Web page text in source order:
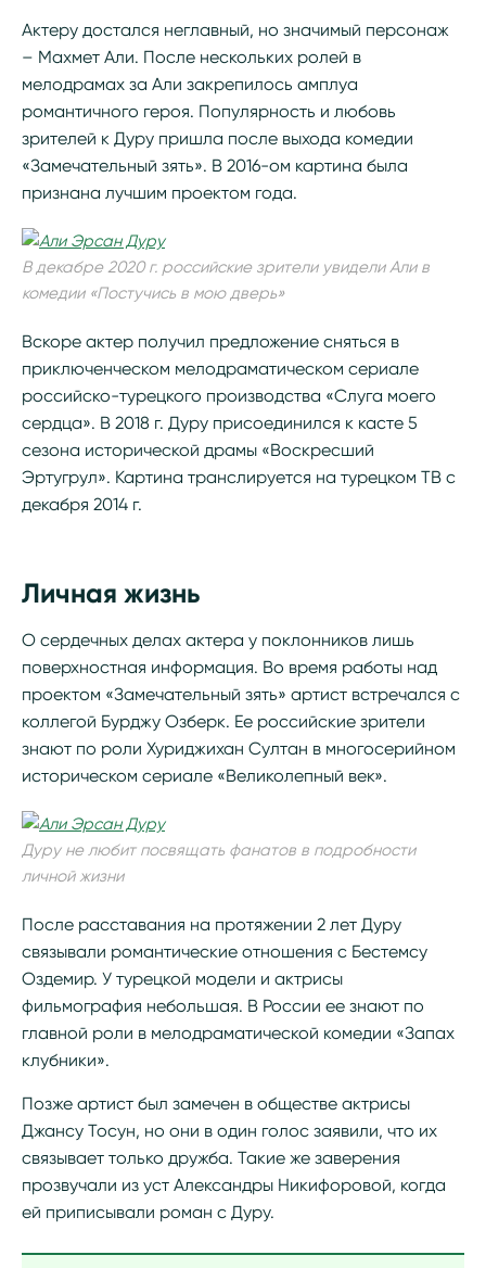
Актеру достался неглавный, но значимый персонаж
– Махмет Али. После нескольких ролей в
мелодрамах за Али закрепилось амплуа
романтичного героя. Популярность и любовь
зрителей к Дуру пришла после выхода комедии
«Замечательный зять». В 2016-ом картина была
признана лучшим проектом года.
В декабре 2020 г. российские зрители увидели Али в
комедии «Постучись в мою дверь»
Вскоре актер получил предложение сняться в
приключенческом мелодраматическом сериале
российско-турецкого производства «Слуга моего
сердца». В 2018 г. Дуру присоединился к касте 5
сезона исторической драмы «Воскресший
Эртугрул». Картина транслируется на турецком ТВ с
декабря 2014 г.
Личная жизнь
О сердечных делах актера у поклонников лишь
поверхностная информация. Во время работы над
проектом «Замечательный зять» артист встречался с
коллегой Бурджу Озберк. Ее российские зрители
знают по роли Хуриджихан Султан в многосерийном
историческом сериале «Великолепный век».
Дуру не любит посвящать фанатов в подробности
личной жизни
После расставания на протяжении 2 лет Дуру
связывали романтические отношения с Бестемсу
Оздемир. У турецкой модели и актрисы
фильмография небольшая. В России ее знают по
главной роли в мелодраматической комедии «Запах
клубники».
Позже артист был замечен в обществе актрисы
Джансу Тосун, но они в один голос заявили, что их
связывает только дружба. Такие же заверения
прозвучали из уст Александры Никифоровой, когда
ей приписывали роман с Дуру.